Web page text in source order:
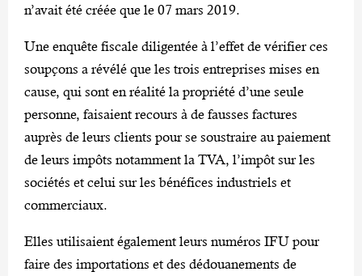
n’avait été créée que le 07 mars 2019.
Une enquête fiscale diligentée à l’effet de vérifier ces
soupçons a révélé que les trois entreprises mises en
cause, qui sont en réalité la propriété d’une seule
personne, faisaient recours à de fausses factures
auprès de leurs clients pour se soustraire au paiement
de leurs impôts notamment la TVA, l’impôt sur les
sociétés et celui sur les bénéfices industriels et
commerciaux.
Elles utilisaient également leurs numéros IFU pour
faire des importations et des dédouanements de